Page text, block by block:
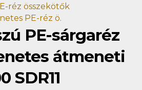
réz összekötők
PE-réz ö.
PE-sárgaréz
átmeneti
SDR11